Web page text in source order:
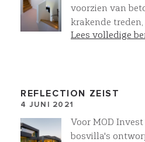
voorzien van
krakende treden,
aftimmerlatten.
bloktrede
een prachtig
Villawork!
Lees volledige
REFLECTION ZEIST
4 JUNI 2021
Voor MOD
bosvilla's